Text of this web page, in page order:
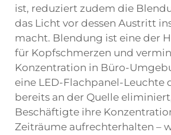
ist, reduziert zudem die
das Licht vor dessen Austritt
macht. Blendung ist eine der
für Kopfschmerzen und
Konzentration in Büro-
eine LED-Flachpanel-Leuchte
bereits an der Quelle
Beschäftigte ihre
Zeiträume aufrechterhalten –